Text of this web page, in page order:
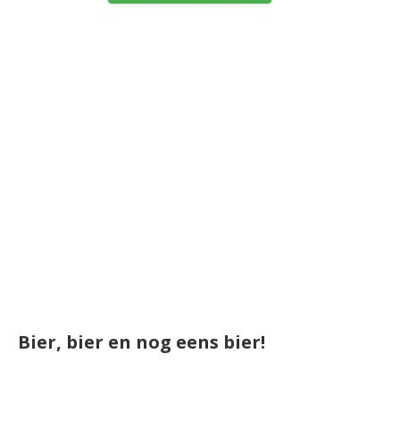
Bier, bier en nog eens bier!